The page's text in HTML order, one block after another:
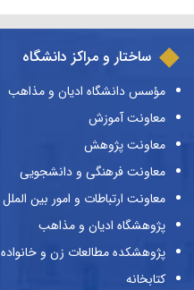
ساختار و مراکز دانشگاه
مؤسس دانشگاه ادیان و مذاهب
معاونت آموزش
معاونت پژوهش
معاونت فرهنگی و دانشجویی
معاونت ارتباطات و امور بین الملل
پژوهشگاه ادیان و مذاهب
پژوهشکده مطالعات زن و خانواده
کتابخانه